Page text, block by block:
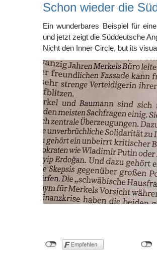
Schon wieder die
Ein wunderbares Beispiel für
und jetzt zeigt die Süddeutsche
Nicht den Inner Circle, but its